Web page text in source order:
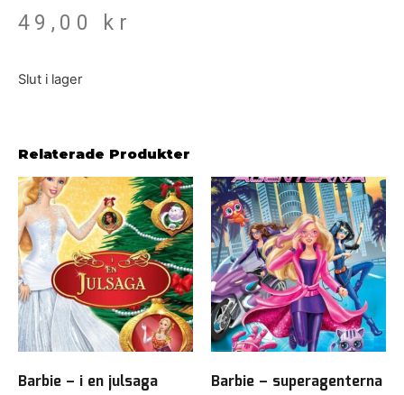
49,00 kr
Slut i lager
Relaterade Produkter
Barbie – i en julsaga Barbie – superagenterna